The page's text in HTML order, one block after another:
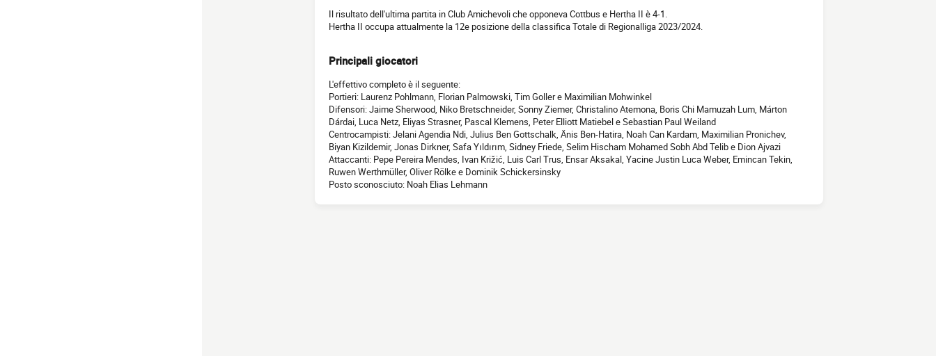
Il risultato dell'ultima partita in Club Amichevoli che opponeva Cottbus e Hertha II è 4-1.
Hertha II occupa attualmente la 12e posizione della classifica Totale di Regionalliga 2023/2024.
Principali giocatori
L'effettivo completo è il seguente:
Portieri: Laurenz Pohlmann, Florian Palmowski, Tim Goller e Maximilian Mohwinkel
Difensori: Jaime Sherwood, Niko Bretschneider, Sonny Ziemer, Christalino Atemona, Boris Chi Mamuzah Lum, Márton
Dárdai, Luca Netz, Eliyas Strasner, Pascal Klemens, Peter Elliott Matiebel e Sebastian Paul Weiland
Centrocampisti: Jelani Agendia Ndi, Julius Ben Gottschalk, Änis Ben-Hatira, Noah Can Kardam, Maximilian Pronichev,
Biyan Kizildemir, Jonas Dirkner, Safa Yıldırım, Sidney Friede, Selim Hischam Mohamed Sobh Abd Telib e Dion Ajvazi
Attaccanti: Pepe Pereira Mendes, Ivan Križić, Luis Carl Trus, Ensar Aksakal, Yacine Justin Luca Weber, Emincan Tekin,
Ruwen Werthmüller, Oliver Rölke e Dominik Schickersinsky
Posto sconosciuto: Noah Elias Lehmann